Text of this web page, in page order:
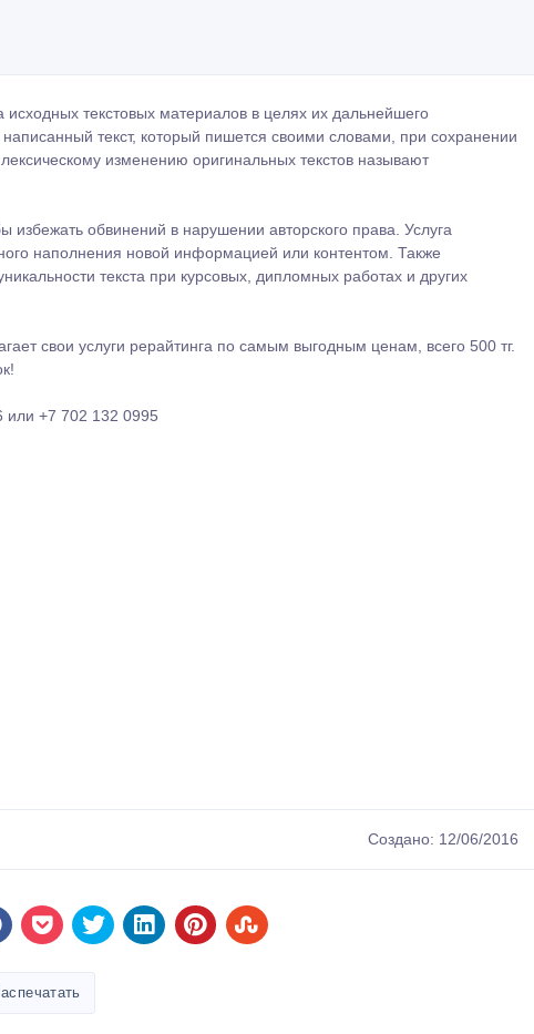
текстовых материалов в целях их дальнейшего
текст, который пишется своими словами, при сохранении
изменению оригинальных текстов называют
избежать обвинений в нарушении авторского права. Услуга
наполнения новой информацией или контентом. Также
текста при курсовых, дипломных работах и других
свои услуги рерайтинга по самым выгодным ценам, всего 500 тг.
или +7 702 132 0995
Создано: 12/06/2016